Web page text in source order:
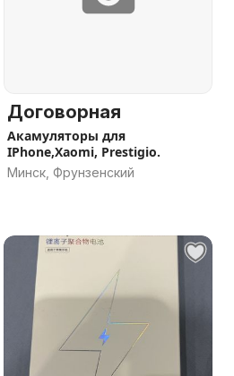
Договорная
Акамуляторы для
IPhone,Xaomi, Prestigio.
Минск, Фрунзенский